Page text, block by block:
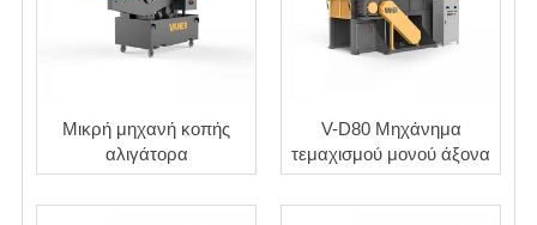
Μικρή μηχανή κοπής
αλιγάτορα
V-D80 Μηχάνημα
τεμαχισμού μονού άξονα